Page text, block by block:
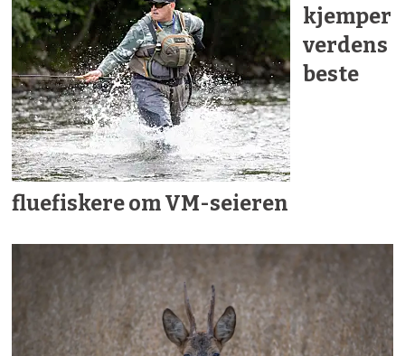
kjemper
verdens
beste
fluefiskere om VM-seieren